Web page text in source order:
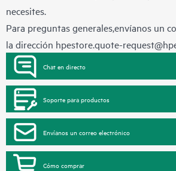
necesites.
Para preguntas generales,envíanos un
la dirección hpestore.quote-
Chat en directo
Soporte para productos
Envíanos un correo electrónico
Cómo comprar